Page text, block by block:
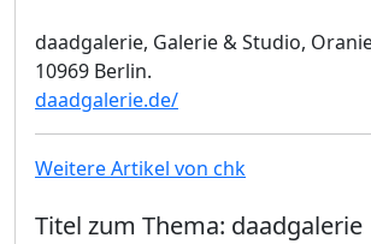
daadgalerie, Galerie & Studio,
10969 Berlin.
daadgalerie.de/
Weitere Artikel von chk
Titel zum Thema: daadgalerie